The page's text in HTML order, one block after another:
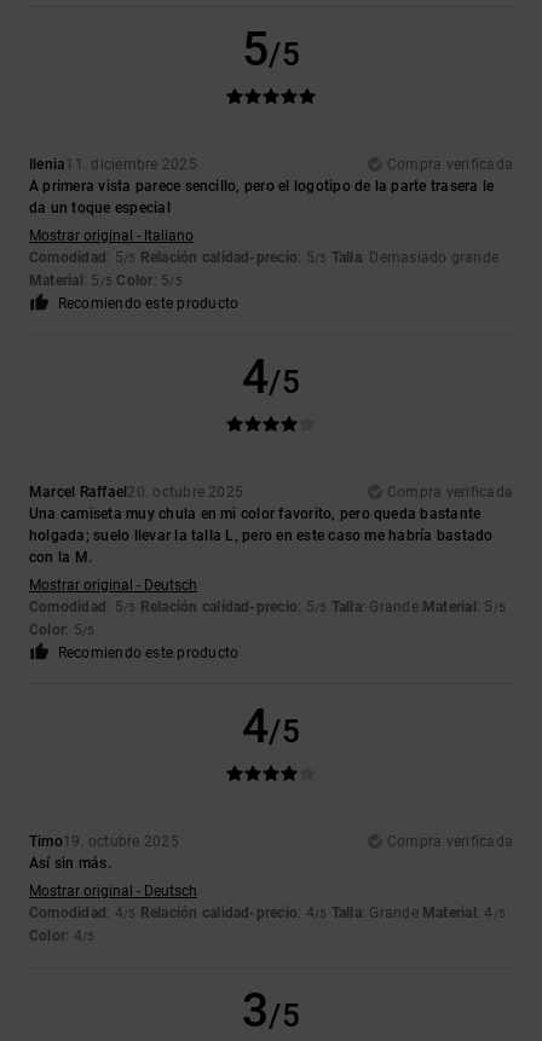
5/5
Ilenia11. diciembre 2025
Compra verificada
A primera vista parece sencillo, pero el logotipo de la parte trasera le
da un toque especial
Mostrar original - Italiano
Comodidad : 5/5 Relación calidad-precio: 5/5 Talla: Demasiado grande
Material : 5 /5 Color: 5/5
Recomiendo este producto
4/5
Marcel Raffael 20. octubre 2025
Compra verificada
Una camiseta muy chula en mi color favorito, pero queda bastante
holgada; suelo llevar la talla L, pero en este caso me habría bastado
con la M.
Mostrar original - Deutsch
Comodidad : 5/5 Relación calidad-precio: 5/5 Talla: Grande Material : 5 /5
Color: 5/5
Recomiendo este producto
4/5
Timo19. octubre 2025
Compra verificada
Así sin más.
Mostrar original - Deutsch
Comodidad : 4/5 Relación calidad-precio: 4/5 Talla: Grande Material : 4 /5
Color: 4/5
3/5